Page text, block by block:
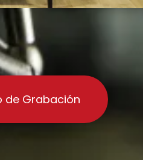
de Grabación